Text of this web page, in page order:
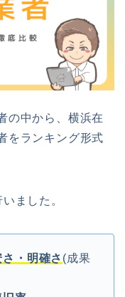
の中から、横浜在
をランキング形式
ました。
・明確さ (成果